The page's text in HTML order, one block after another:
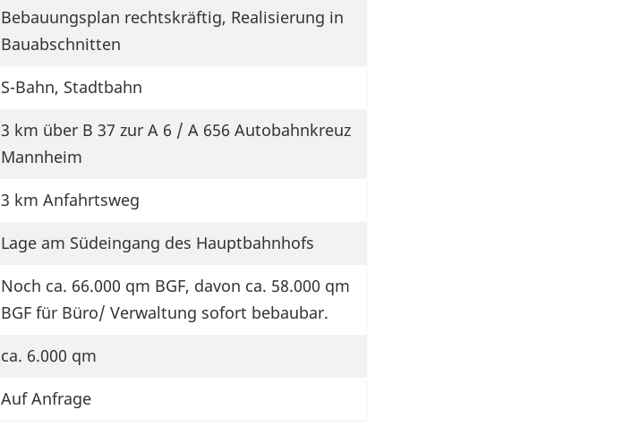
Bebauungsplan rechtskräftig, Realisierung in
Bauabschnitten
S-Bahn, Stadtbahn
3 km über B 37 zur A 6 / A 656 Autobahnkreuz
Mannheim
3 km Anfahrtsweg
Lage am Südeingang des Hauptbahnhofs
Noch ca. 66.000 qm BGF, davon ca. 58.000 qm
BGF für Büro/ Verwaltung sofort bebaubar.
ca. 6.000 qm
Auf Anfrage